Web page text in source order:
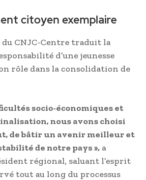
citoyen exemplaire
CNJC-Centre traduit la
d’une jeunesse
rôle dans la consolidation de
socio-économiques et
nous avons choisi
de bâtir un avenir meilleur et
de notre pays », a
régional, saluant l’esprit
tout au long du processus